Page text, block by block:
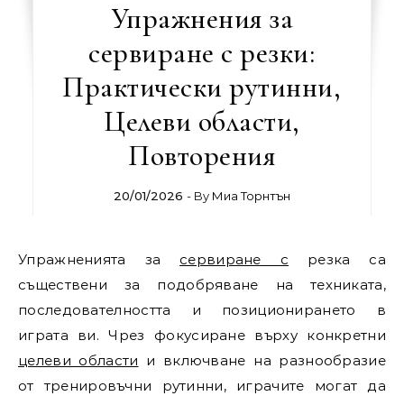
Упражнения за
сервиране с резки:
Практически рутинни,
Целеви области,
Повторения
20/01/2026 - By Миа Торнтън
Упражненията за сервиране с резка са
съществени за подобряване на техниката,
последователността и позиционирането в
играта ви. Чрез фокусиране върху конкретни
целеви области и включване на разнообразие
от тренировъчни рутинни, играчите могат да